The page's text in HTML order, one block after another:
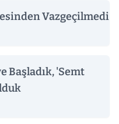
Vazgeçilmedi
Başladık, 'Semt